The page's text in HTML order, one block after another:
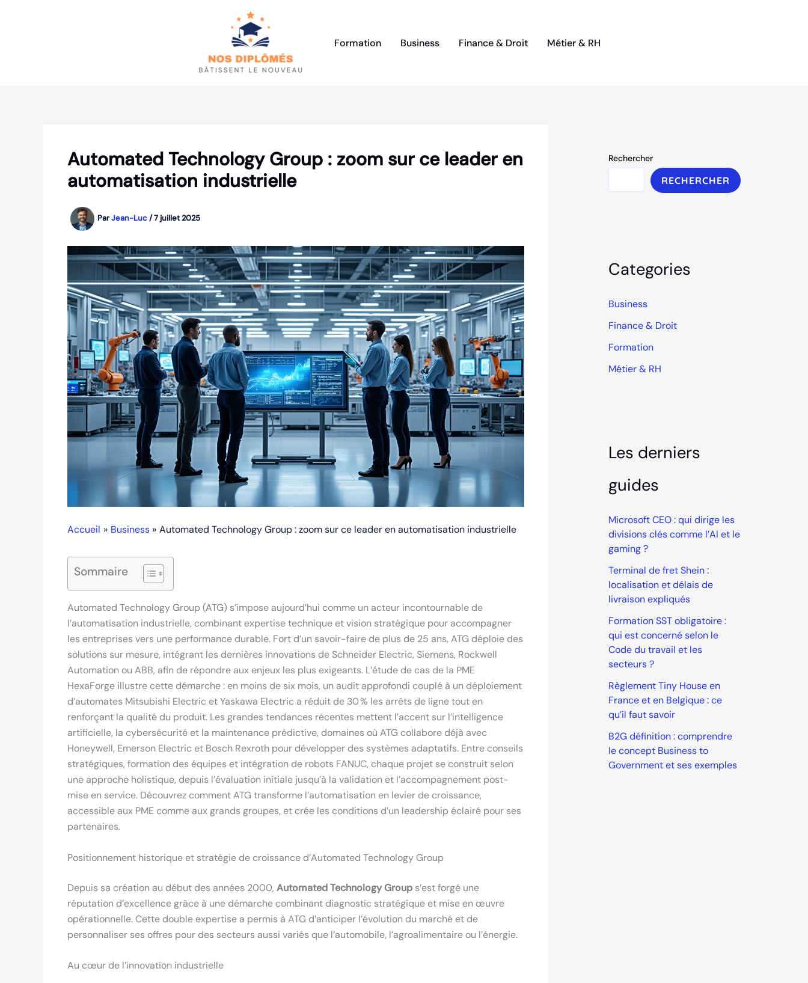
Formation Business Finance & Droit Métier & RH
Automated Technology Group : zoom sur ce leader en
automatisation industrielle
ParJean-Luc/7 juillet 2025
Accueil Business Automated Technology Group : zoom sur ce leader en automatisation industrielle
Sommaire
Automated Technology Group (ATG) s’impose aujourd’hui comme un acteur incontournable de
l’automatisation industrielle, combinant expertise technique et vision stratégique pour accompagner
les entreprises vers une performance durable. Fort d’un savoir-faire de plus de 25 ans, ATG déploie des
solutions sur mesure, intégrant les dernières innovations de Schneider Electric, Siemens, Rockwell
Automation ou ABB, afin de répondre aux enjeux les plus exigeants. L’étude de cas de la PME
HexaForge illustre cette démarche : en moins de six mois, un audit approfondi couplé à un déploiement
d’automates Mitsubishi Electric et Yaskawa Electric a réduit de 30 % les arrêts de ligne tout en
renforçant la qualité du produit. Les grandes tendances récentes mettent l’accent sur l’intelligence
artificielle, la cybersécurité et la maintenance prédictive, domaines où ATG collabore déjà avec
Honeywell, Emerson Electric et Bosch Rexroth pour développer des systèmes adaptatifs. Entre conseils
stratégiques, formation des équipes et intégration de robots FANUC, chaque projet se construit selon
une approche holistique, depuis l’évaluation initiale jusqu’à la validation et l’accompagnement post-
mise en service. Découvrez comment ATG transforme l’automatisation en levier de croissance,
accessible aux PME comme aux grands groupes, et crée les conditions d’un leadership éclairé pour ses
partenaires.
Positionnement historique et stratégie de croissance d’Automated Technology Group
Depuis sa création au début des années 2000, Automated Technology Group s’est forgé une
réputation d’excellence grâce à une démarche combinant diagnostic stratégique et mise en œuvre
opérationnelle. Cette double expertise a permis à ATG d’anticiper l’évolution du marché et de
personnaliser ses offres pour des secteurs aussi variés que l’automobile, l’agroalimentaire ou l’énergie.
Au cœur de l’innovation industrielle
Rechercher
RECHERCHER
Categories
Business
Finance & Droit
Formation
Métier & RH
Les derniers
guides
Microsoft CEO : qui dirige les
divisions clés comme l’AI et le
gaming ?
Terminal de fret Shein :
localisation et délais de
livraison expliqués
Formation SST obligatoire :
qui est concerné selon le
Code du travail et les
secteurs ?
Règlement Tiny House en
France et en Belgique : ce
qu’il faut savoir
B2G définition : comprendre
le concept Business to
Government et ses exemples